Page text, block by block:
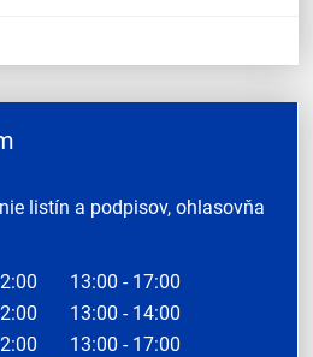
listín a podpisov, ohlasovňa
13:00 - 17:00
13:00 - 14:00
13:00 - 17:00